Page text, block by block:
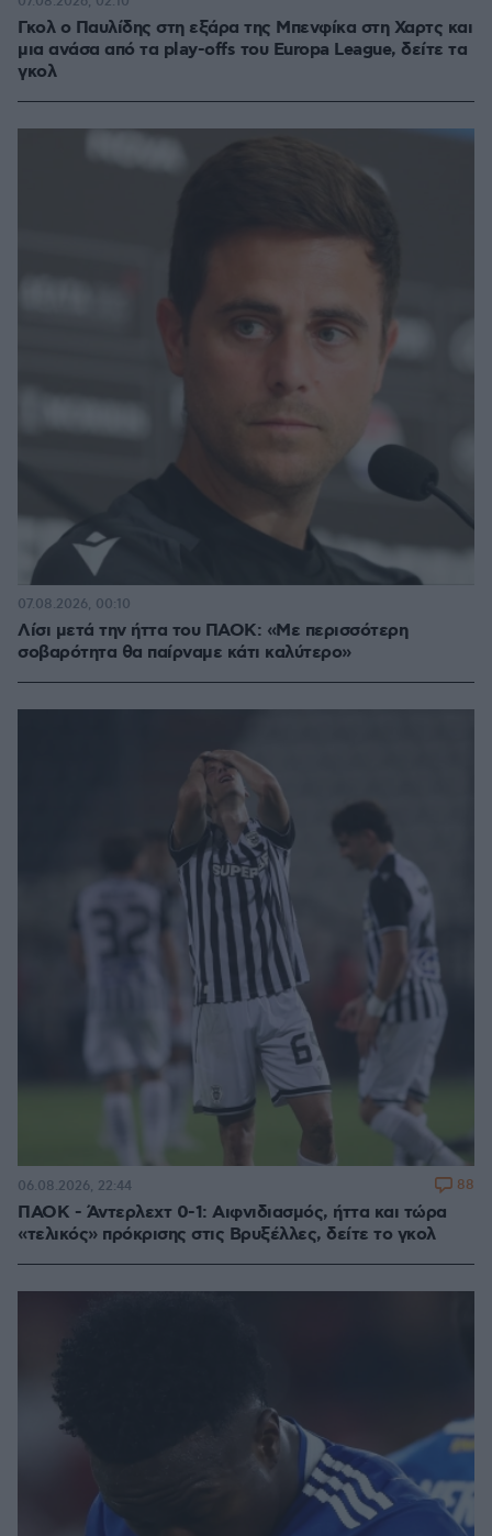
Γκολ ο Παυλίδης στη εξάρα της Μπενφίκα στη Χαρτς και
μια ανάσα από τα play-offs του Europa League, δείτε τα
γκολ
Λίσι μετά την ήττα του ΠΑΟΚ: «Με περισσότερη
σοβαρότητα θα παίρναμε κάτι καλύτερο»
07.08.2026, 00:10
ΠΑΟΚ - Άντερλεχτ 0-1: Αιφνιδιασμός, ήττα και τώρα
«τελικός» πρόκρισης στις Βρυξέλλες, δείτε το γκολ
06.08.2026, 22:44 88